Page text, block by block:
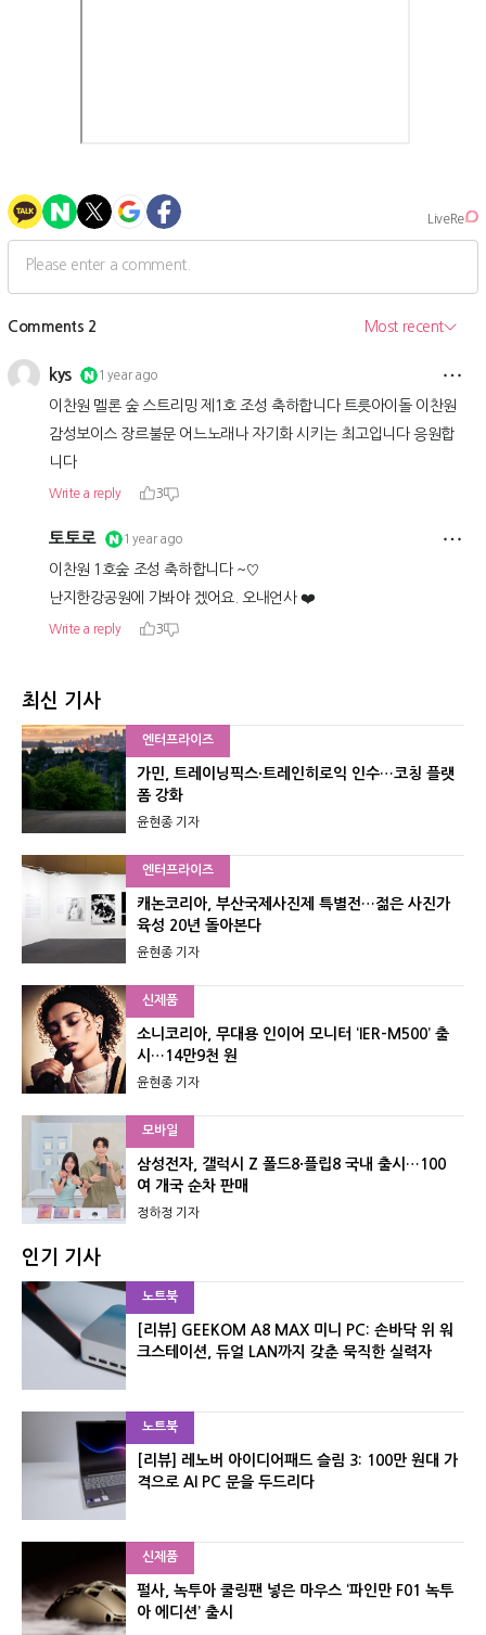
최신 기사
엔터프라이즈
가민, 트레이닝픽스·트레인히로익 인수…코칭 플랫
폼 강화
윤현종 기자
엔터프라이즈
캐논코리아, 부산국제사진제 특별전…젊은 사진가
육성 20년 돌아본다
윤현종 기자
신제품
소니코리아, 무대용 인이어 모니터 ‘IER-M500’ 출
시…14만9천 원
윤현종 기자
모바일
삼성전자, 갤럭시 Z 폴드8·플립8 국내 출시…100
여 개국 순차 판매
정하정 기자
인기 기사
노트북
[리뷰] GEEKOM A8 MAX 미니 PC: 손바닥 위 워
크스테이션, 듀얼 LAN까지 갖춘 묵직한 실력자
노트북
[리뷰] 레노버 아이디어패드 슬림 3: 100만 원대 가
격으로 AI PC 문을 두드리다
신제품
펄사, 녹투아 쿨링팬 넣은 마우스 ‘파인만 F01 녹투
아 에디션’ 출시